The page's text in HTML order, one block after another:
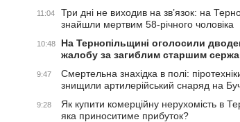
11:04
Три дні не виходив на зв’язок: на
знайшли мертвим 58-річного чоловіка
10:48
На Тернопільщині оголосили
жалобу за загиблим старшим
9:47
Смертельна знахідка в полі:
знищили артилерійський снаряд на
9:28
Як купити комерційну нерухомість в
яка приноситиме прибуток?